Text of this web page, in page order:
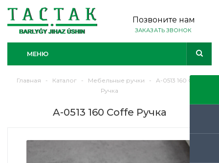
Позвоните нам
ЗАКАЗАТЬ ЗВОНОК
МЕНЮ
Главная - Каталог - Мебельные ручки -
A-0513 160 Coffe
Ручка
A-0513 160 Coffe Ручка